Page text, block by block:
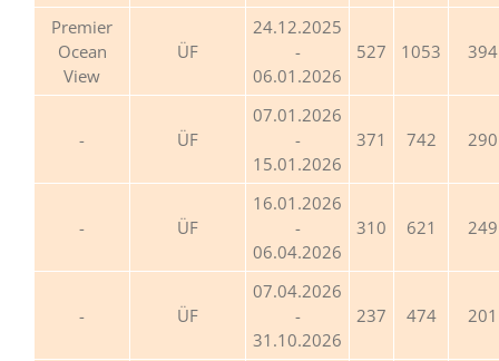
Premier
Ocean
View
ÜF
24.12.2025
-
06.01.2026
527 1053 394
ÜF
07.01.2026
-
15.01.2026
371 742 290
ÜF
16.01.2026
-
06.04.2026
310 621 249
ÜF
07.04.2026
-
31.10.2026
237 474 201